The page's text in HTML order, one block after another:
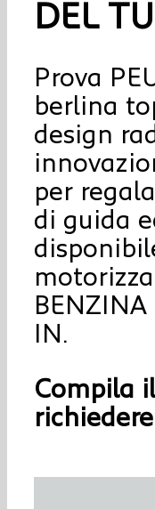
DEL
Prova
berlina
design
per
di guida
IN.
Compila